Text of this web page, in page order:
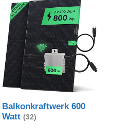
Balkonkraftwerk 600
Watt (32)